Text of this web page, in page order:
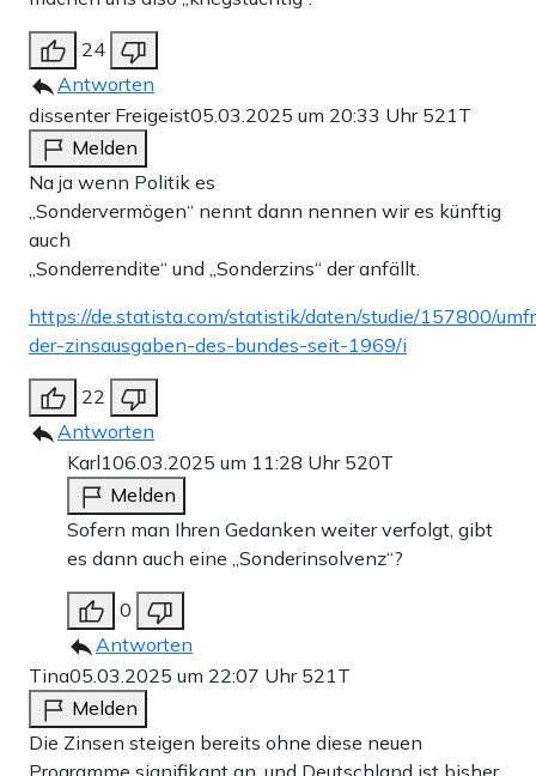
24
Antworten
dissenter Freigeist05.03.2025 um 20:33 Uhr 521T
Melden
Na ja wenn Politik es
„Sondervermögen“ nennt dann nennen wir es künftig
auch
„Sonderrendite“ und „Sonderzins“ der anfällt.
https://de.statista.com/statistik/daten/studie/157800/
der-zinsausgaben-des-bundes-seit-1969/i
22
Antworten
Karl106.03.2025 um 11:28 Uhr 520T
Melden
Sofern man Ihren Gedanken weiter verfolgt, gibt
es dann auch eine „Sonderinsolvenz“?
0
Antworten
Tina05.03.2025 um 22:07 Uhr 521T
Melden
Die Zinsen steigen bereits ohne diese neuen